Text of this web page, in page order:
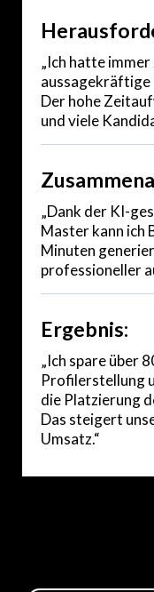
„Ich hatte
aussagekräftige
Der hohe
und viele
„Dank der KI-
Master kann ich
Minuten
professioneller
Ergebnis:
„Ich spare über
Profilerstellung
die Platzierung
Das steigert
Umsatz.“